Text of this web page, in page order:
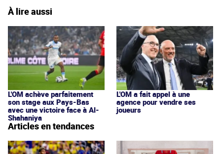
À lire aussi
L'OM achève parfaitement
son stage aux Pays-Bas
avec une victoire face à Al-
Shahaniya
L'OM a fait appel à une
agence pour vendre ses
joueurs
Articles en tendances